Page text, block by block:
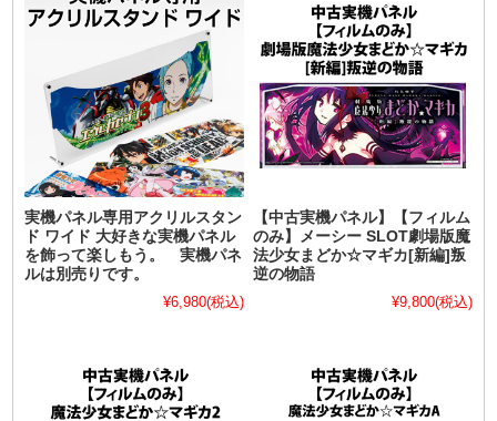
実機パネル専用アクリルスタン
ド ワイド 大好きな実機パネル
を飾って楽しもう。 実機パネ
ルは別売りです。
¥6,980(税込)
【中古実機パネル】【フィルム
のみ】メーシー SLOT劇場版魔
法少女まどか☆マギカ[新編]叛
逆の物語
¥9,800(税込)